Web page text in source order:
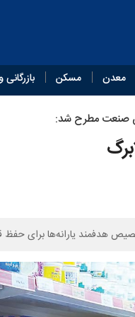
معدن مسکن
صنعت مطرح شد:
هدفمند یارانه‌ها برای